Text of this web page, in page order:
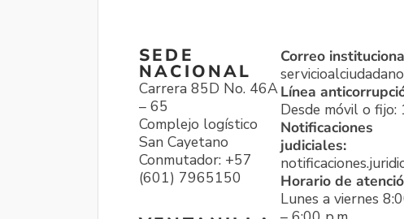
SEDE
NACIONAL
Carrera 85D No. 46A
– 65
Complejo logístico
San Cayetano
Conmutador: +57
(601) 7965150
Correo
Línea
Desde móvil o fijo:
Notificaciones
judiciales:
Horario de
Lunes a viernes